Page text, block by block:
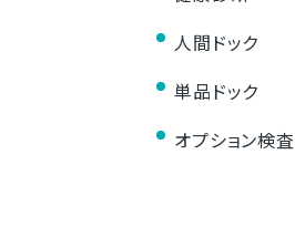
人間ドック
単品ドック
オプション検査